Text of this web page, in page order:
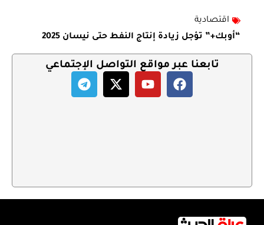
اقتصادية
“أوبك+” تؤجل زيادة إنتاج النفط حتى نيسان 2025
تابعنا عبر مواقع التواصل الإجتماعي